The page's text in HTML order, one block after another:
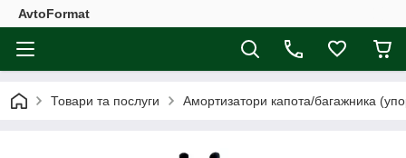
AvtoFormat
Товари та послуги Амортизатори капота/багажника